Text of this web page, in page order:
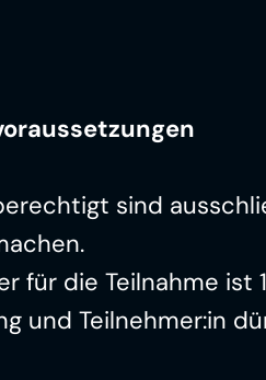
sind
für die Teilnahme ist
und Teilnehmer:in